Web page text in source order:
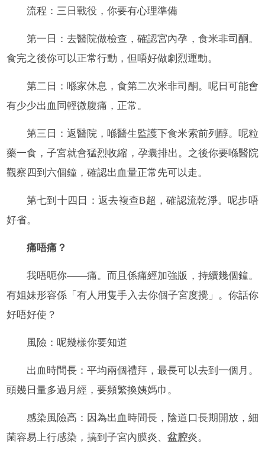
流程：三日戰役，你要有心理準備
第一日：去醫院做檢查，確認宮內孕，食米非司酮。
食完之後你可以正常行動，但唔好做劇烈運動。
第二日：喺家休息，食第二次米非司酮。呢日可能會
有少少出血同輕微腹痛，正常。
第三日：返醫院，喺醫生監護下食米索前列醇。呢粒
藥一食，子宮就會猛烈收縮，孕囊排出。之後你要喺醫院
觀察四到六個鐘，確認出血量正常先可以走。
第七到十四日：返去複查B超，確認流乾淨。呢步唔
好省。
痛唔痛？
我唔呃你——痛。而且係痛經加強版，持續幾個鐘。
有姐妹形容係「有人用隻手入去你個子宮度攪」。你話你
好唔好使？
風險：呢幾樣你要知道
出血時間長：平均兩個禮拜，最長可以去到一個月。
頭幾日量多過月經，要頻繁換姨媽巾。
感染風險高：因為出血時間長，陰道口長期開放，細
菌容易上行感染，搞到子宮內膜炎、盆腔炎。